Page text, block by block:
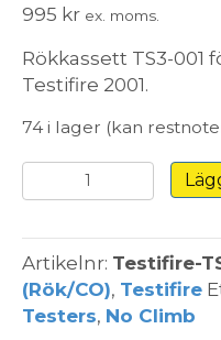
995 kr ex. moms.
Rökkassett TS3-001
Testifire 2001.
74 i lager (kan
Rökkassett
Testifire
mängd
Artikelnr: Testifire-
(Rök/CO), Testifire
Testers, No Climb